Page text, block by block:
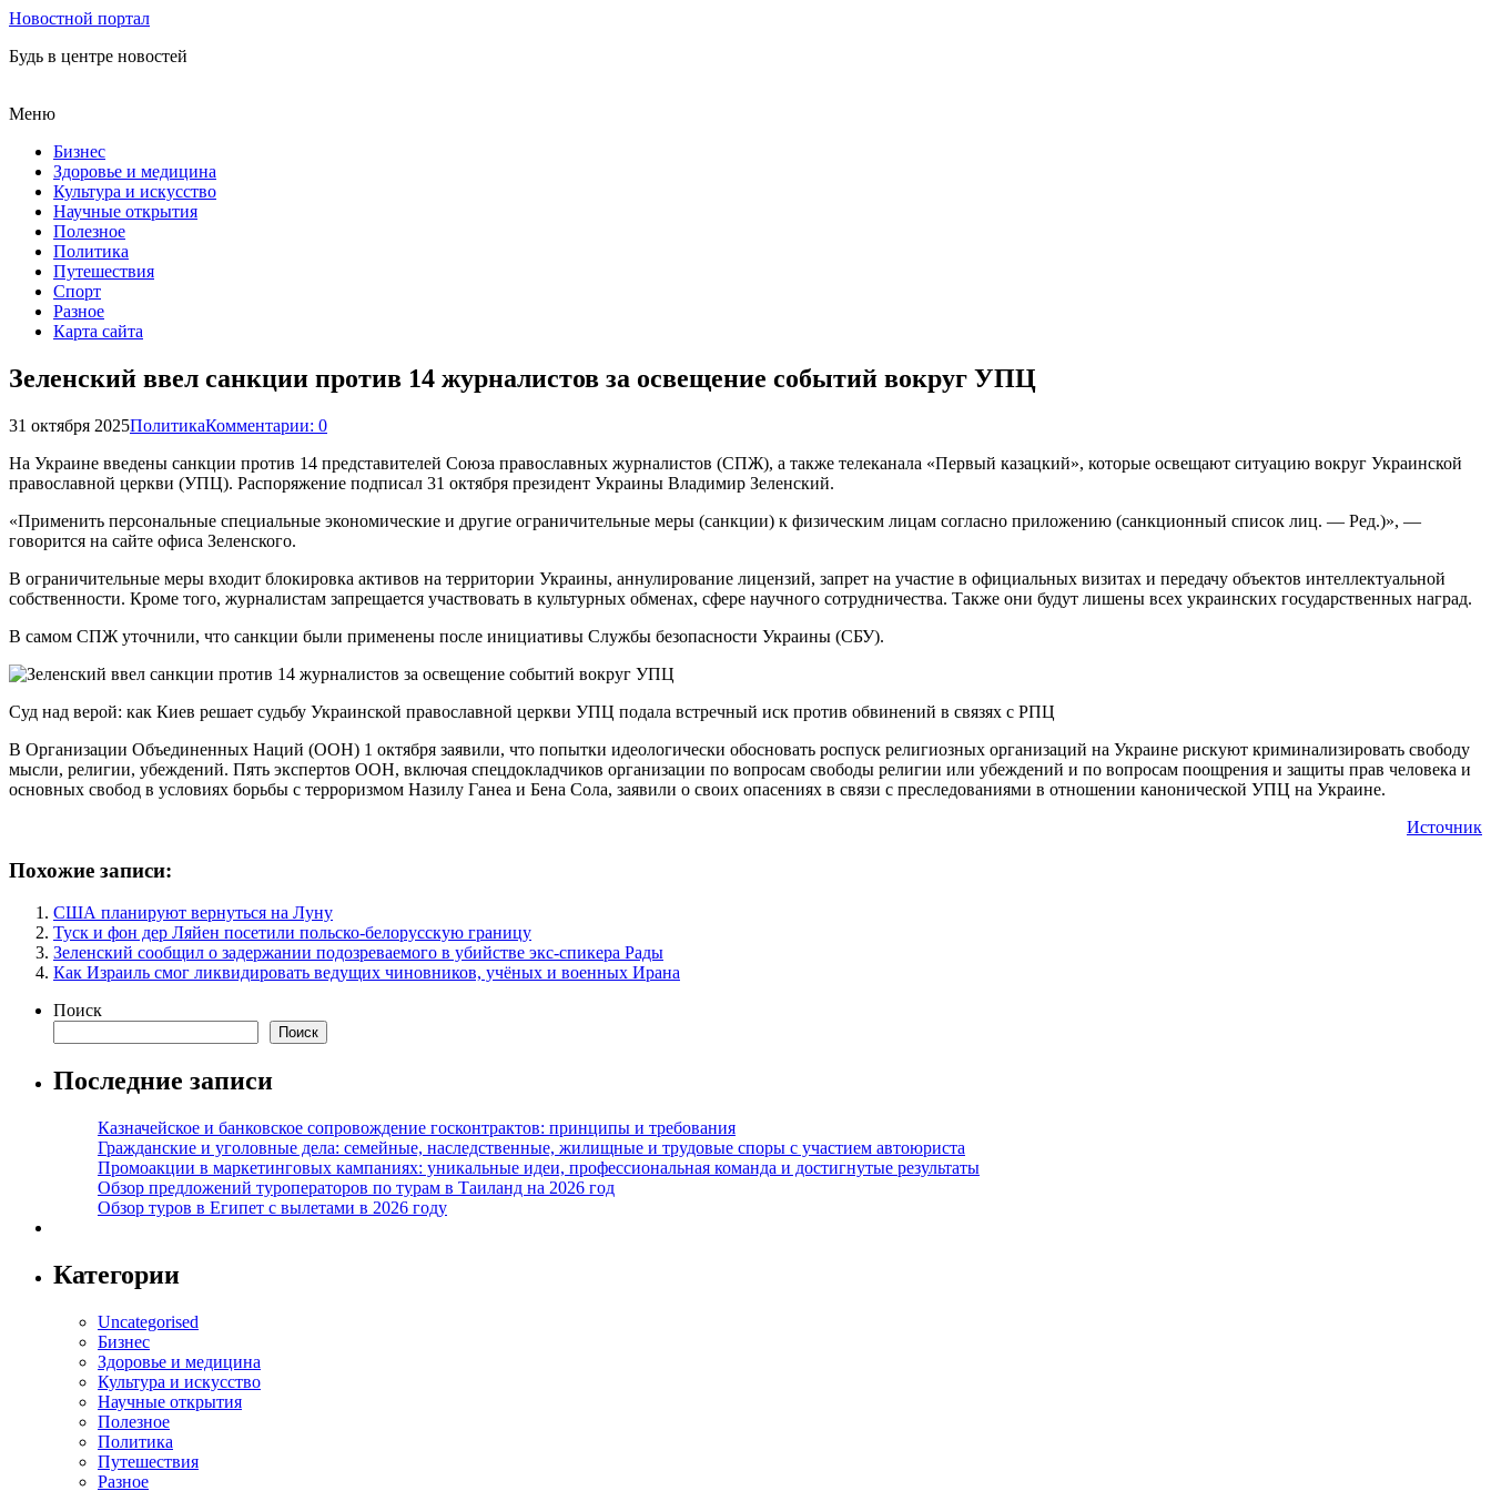
Новостной портал
Будь в центре новостей
Меню
Бизнес
Здоровье и медицина
Культура и искусство
Научные открытия
Полезное
Политика
Путешествия
Спорт
Разное
Карта сайта
Зеленский ввел санкции против 14 журналистов за освещение событий вокруг УПЦ
31 октября 2025ПолитикаКомментарии: 0
На Украине введены санкции против 14 представителей Союза православных журналистов (СПЖ), а также телеканала «Первый казацкий», которые освещают ситуацию вокруг Украинской
православной церкви (УПЦ). Распоряжение подписал 31 октября президент Украины Владимир Зеленский.
«Применить персональные специальные экономические и другие ограничительные меры (санкции) к физическим лицам согласно приложению (санкционный список лиц. — Ред.)», —
говорится на сайте офиса Зеленского.
В ограничительные меры входит блокировка активов на территории Украины, аннулирование лицензий, запрет на участие в официальных визитах и передачу объектов интеллектуальной
собственности. Кроме того, журналистам запрещается участвовать в культурных обменах, сфере научного сотрудничества. Также они будут лишены всех украинских государственных наград.
В самом СПЖ уточнили, что санкции были применены после инициативы Службы безопасности Украины (СБУ).
Суд над верой: как Киев решает судьбу Украинской православной церкви УПЦ подала встречный иск против обвинений в связях с РПЦ
В Организации Объединенных Наций (ООН) 1 октября заявили, что попытки идеологически обосновать роспуск религиозных организаций на Украине рискуют криминализировать свободу
мысли, религии, убеждений. Пять экспертов ООН, включая спецдокладчиков организации по вопросам свободы религии или убеждений и по вопросам поощрения и защиты прав человека и
основных свобод в условиях борьбы с терроризмом Назилу Ганеа и Бена Сола, заявили о своих опасениях в связи с преследованиями в отношении канонической УПЦ на Украине.
Источник
Похожие записи:
США планируют вернуться на Луну
Туск и фон дер Ляйен посетили польско-белорусскую границу
Зеленский сообщил о задержании подозреваемого в убийстве экс-спикера Рады
Как Израиль смог ликвидировать ведущих чиновников, учёных и военных Ирана
Поиск
Поиск
Последние записи
Казначейское и банковское сопровождение госконтрактов: принципы и требования
Гражданские и уголовные дела: семейные, наследственные, жилищные и трудовые споры с участием автоюриста
Промоакции в маркетинговых кампаниях: уникальные идеи, профессиональная команда и достигнутые результаты
Обзор предложений туроператоров по турам в Таиланд на 2026 год
Обзор туров в Египет с вылетами в 2026 году
Категории
Uncategorised
Бизнес
Здоровье и медицина
Культура и искусство
Научные открытия
Полезное
Политика
Путешествия
Разное